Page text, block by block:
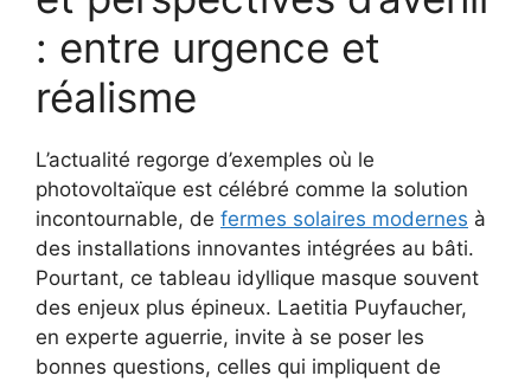
: entre urgence et
réalisme
L’actualité regorge d’exemples où le
photovoltaïque est célébré comme la solution
incontournable, de fermes solaires modernes à
des installations innovantes intégrées au bâti.
Pourtant, ce tableau idyllique masque souvent
des enjeux plus épineux. Laetitia Puyfaucher,
en experte aguerrie, invite à se poser les
bonnes questions, celles qui impliquent de